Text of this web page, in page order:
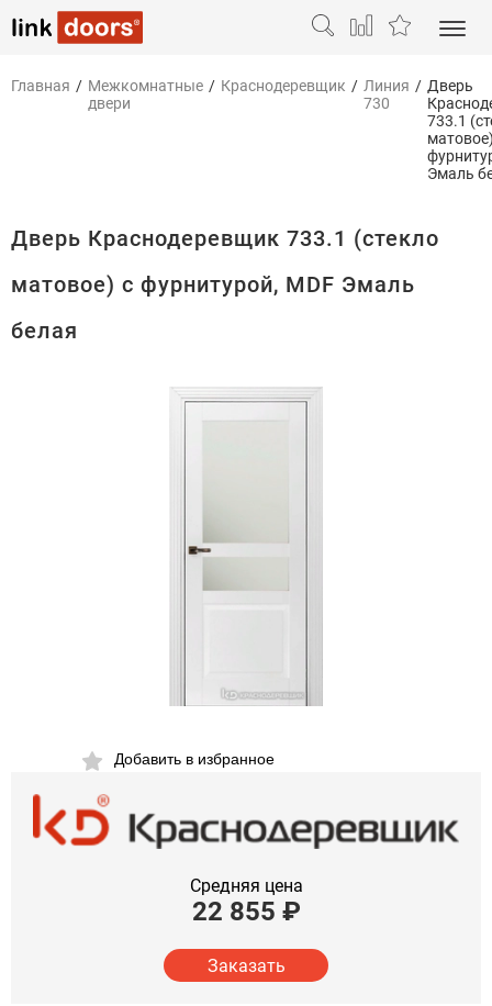
Главная / Межкомнатные
двери
/ Краснодеревщик / Линия
730
/ Дверь
733.1
Эмаль
Дверь Краснодеревщик 733.1 (стекло
матовое) с фурнитурой, MDF Эмаль
белая
Добавить в избранное
Средняя цена
22 855 ₽
Заказать